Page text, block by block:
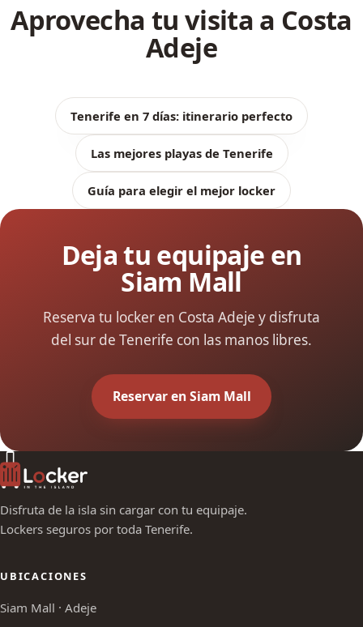
Aprovecha tu visita a Costa
Adeje
Tenerife en 7 días: itinerario perfecto
Las mejores playas de Tenerife
Guía para elegir el mejor locker
Deja tu equipaje en
Siam Mall
Reserva tu locker en Costa Adeje y disfruta
del sur de Tenerife con las manos libres.
Reservar en Siam Mall
Disfruta de la isla sin cargar con tu equipaje.
Lockers seguros por toda Tenerife.
UBICACIONES
Siam Mall · Adeje